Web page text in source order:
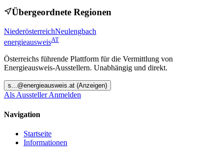
Übergeordnete Regionen
NiederösterreichNeulengbach
energieausweisAT
Österreichs führende Plattform für die Vermittlung von
Energieausweis-Ausstellern. Unabhängig und direkt.
s...@energieausweis.at (Anzeigen)
Als Aussteller Anmelden
Navigation
Startseite
Informationen